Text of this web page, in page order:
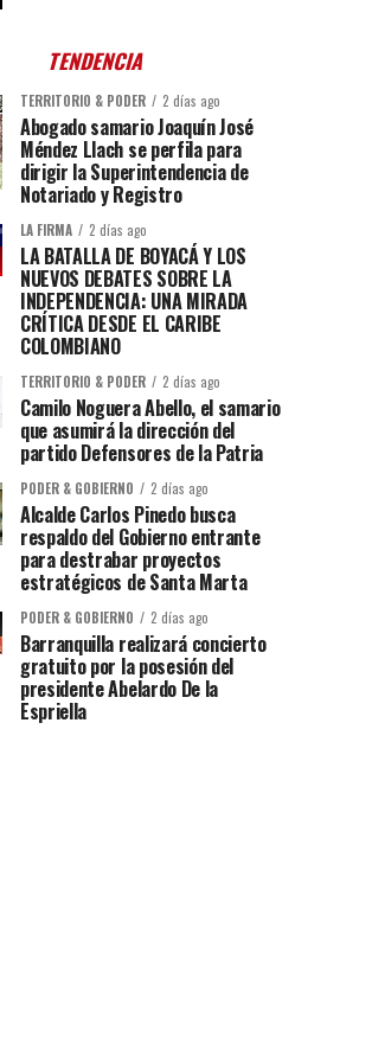
TENDENCIA
TERRITORIO & PODER 2 días ago
Abogado samario Joaquín José
Méndez Llach se perfila para
dirigir la Superintendencia de
Notariado y Registro
LA FIRMA 2 días ago
LA BATALLA DE BOYACÁ Y LOS
NUEVOS DEBATES SOBRE LA
INDEPENDENCIA: UNA MIRADA
CRÍTICA DESDE EL CARIBE
COLOMBIANO
TERRITORIO & PODER 2 días ago
Camilo Noguera Abello, el samario
que asumirá la dirección del
partido Defensores de la Patria
PODER & GOBIERNO 2 días ago
Alcalde Carlos Pinedo busca
respaldo del Gobierno entrante
para destrabar proyectos
estratégicos de Santa Marta
PODER & GOBIERNO 2 días ago
Barranquilla realizará concierto
gratuito por la posesión del
presidente Abelardo De la
Espriella